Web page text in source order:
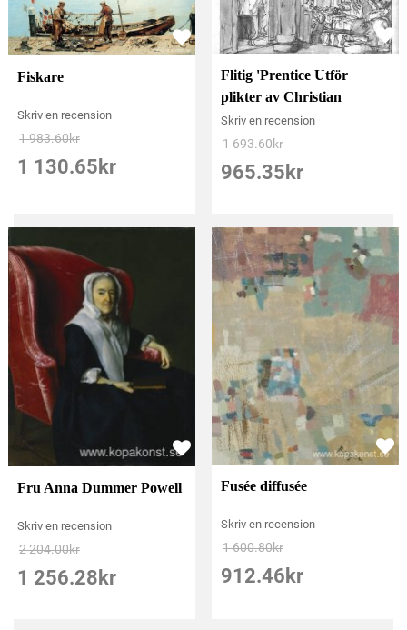
Fiskare
Skriv en recension
1 983.60kr
1 130.65 kr
Flitig 'Prentice Utför
plikter av Christian
Skriv en recension
1 693.60kr
965.35 kr
Fru Anna Dummer Powell
Skriv en recension
2 204.00kr
1 256.28 kr
Fusée diffusée
Skriv en recension
1 600.80kr
912.46 kr